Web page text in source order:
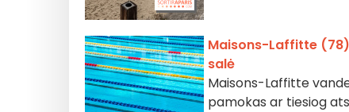
Maisons-Laffitte
salė
Maisons-Laffitte
pamokas ar tiesiog